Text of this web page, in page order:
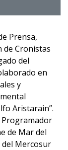
Prensa,
de Cronistas
del
en
y
Aristarain”.
Programador
de Mar del
del Mercosur